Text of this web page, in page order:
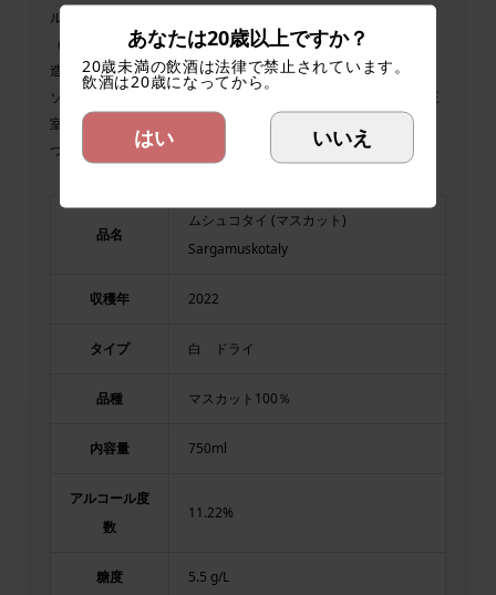
ル豊かな味わいをもたらします。この土壌と気候条件は、貴腐菌
（ボトリティス・シネレア）の発生に最適で、トカイアスーの製
造に必要な「貴腐ブドウ」が育ちやすい環境です。トカイヘート
ソーローの歴史は長く1502年に創設され、歴史的にハンガリー王
室や貴族に愛されてきたワイン生産地です。近年は、伝統を守り
つつ、最新の技術も取り入れたワイン作りを行っています。
品名
ムシュコタイ (マスカット)
Sargamuskotaly
収穫年 2022
タイプ 白 ドライ
品種 マスカット100％
内容量 750ml
アルコール度
数
11.22%
糖度 5.5 g/L
あなたは20歳以上ですか？
20歳未満の飲酒は法律で禁止されています。
飲酒は20歳になってから。
はい いいえ